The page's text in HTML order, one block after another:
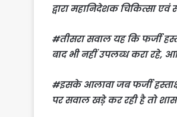
द्वारा महानिदेशक चिकित्सा
#तीसरा सवाल यह कि फर्जी
बाद भी नहीं उपलब्ध करा रहे,
#इसके आलावा जब फर्जी
पर सवाल खड़े कर रही है तो